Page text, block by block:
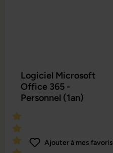
Logiciel Microsoft
Office 365 -
Personnel (1an)
Ajouter à mes favoris